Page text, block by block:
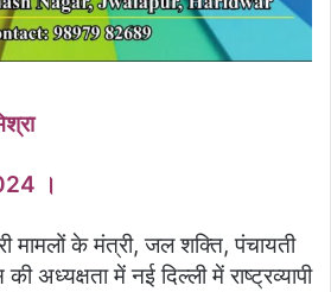
।
मामलों के मंत्री, जल शक्ति, पंचायती
अध्यक्षता में नई दिल्ली में राष्ट्रव्यापी